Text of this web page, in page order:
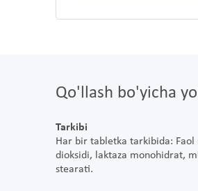
Qo'llash bo'yicha
Tarkibi
Har bir tabletka tarkibida:
dioksidi, laktaza monohidrat,
stearati.